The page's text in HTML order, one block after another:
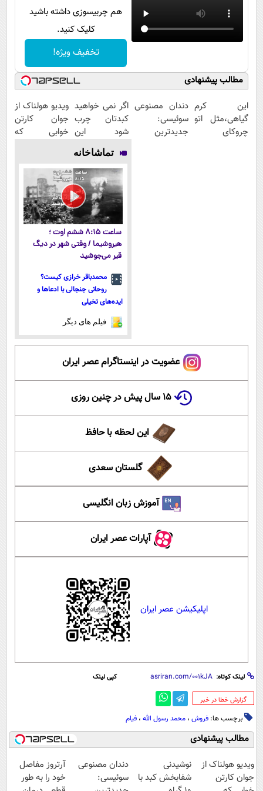
هم چربیسوزی داشته باشید
کلیک کنید.
تخفیف ویژه!
مطالب پیشنهادی
این کرم
گیاهی،مثل اتو
چروکای
دندان مصنوعی
سوئیسی:
جدیدترین
اگر نمی خواهید
کبدتان چرب
شود این
نوشیدنی خوش
طعم را بنوشید
ویدیو هولناک از
جوان کارتن
خوابی که
تماشاخانه
ساعت ۸:۱۵ ششم اوت ؛
هیروشیما / وقتی شهر در دیگ
قیر می‌جوشید
محمدباقر خرازی کیست؟
روحانی جنجالی با ادعاها و
ایده‌های تخیلی
فیلم های دیگر
عضویت در اینستاگرام عصر ایران
۱۵ سال پیش در چنین روزی
این لحظه با حافظ
گلستان سعدی
آموزش زبان انگلیسی
آپارات عصر ایران
اپلیکیشن عصر ایران
لینک کوتاه: کپی لینک
‌گزارش خطا در خبر
برچسب ها: فروش ، محمد رسول الله ، فیام
مطالب پیشنهادی
ویدیو هولناک از
جوان کارتن
نوشیدنی
شفابخش کبد با
دندان مصنوعی
سوئیسی:
آرتروز مفاصل
خود را به طور